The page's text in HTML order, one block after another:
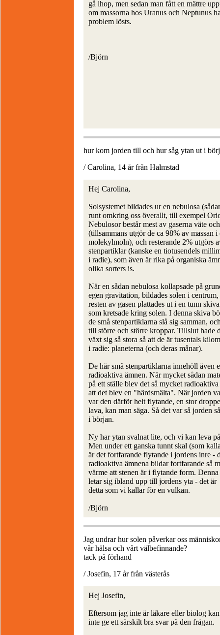
gå ihop, men sedan man fått en mättre
om massorna hos Uranus och Neptunus
problem lösts.
/Björn
hur kom jorden till och hur såg ytan ut i
/ Carolina, 14 år från Halmstad
Hej Carolina,
Solsystemet bildades ur en nebulosa
runt omkring oss överallt, till exempel
Nebulosor består mest av gaserna väte
(tillsammans utgör de ca 98% av massan i
molekylmoln), och resterande 2% utgörs
stenpartiklar (kanske en tiotusendels
i radie), som även är rika på organiska
olika sorters is.
När en sådan nebulosa kollapsade på
egen gravitation, bildades solen i centrum,
resten av gasen plattades ut i en tunn skiva
som kretsade kring solen. I denna skiva
de små stenpartiklarna slå sig samman,
till större och större kroppar. Tillslut hade
växt sig så stora så att de är tusentals
i radie: planeterna (och deras månar).
De här små stenpartiklarna innehöll även
radioaktiva ämnen. När mycket sådan
på ett ställe blev det så mycket radioaktiva
att det blev en "härdsmälta". När jorden
var den därför helt flytande, en stor
lava, kan man säga. Så det var så jorden
i början.
Ny har ytan svalnat lite, och vi kan leva
Men under ett ganska tunnt skal (som
är det fortfarande flytande i jordens inre -
radioaktiva ämnena bildar fortfarande så
värme att stenen är i flytande form.
letar sig ibland upp till jordens yta - det är
detta som vi kallar för en vulkan.
/Björn
Jag undrar hur solen påverkar oss
vår hälsa och vårt välbefinnande?
tack på förhand
/ Josefin, 17 år från västerås
Hej Josefin,
Eftersom jag inte är läkare eller biolog
inte ge ett särskilt bra svar på den frågan.